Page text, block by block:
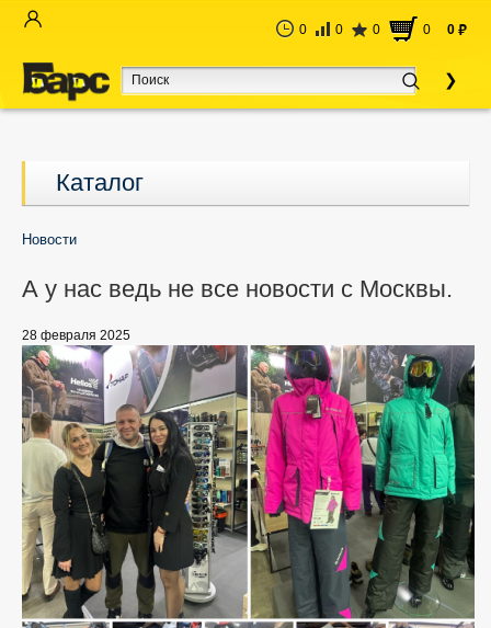
0 0 0 0 0 руб
Каталог
Новости
А у нас ведь не все новости с Москвы.
28 февраля 2025